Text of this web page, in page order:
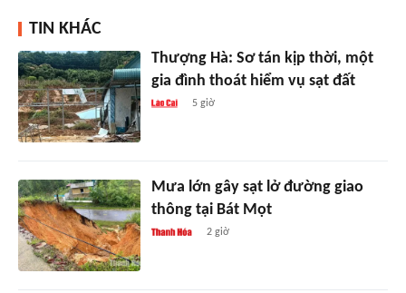
TIN KHÁC
Thượng Hà: Sơ tán kịp thời, một
gia đình thoát hiểm vụ sạt đất
5 giờ
Mưa lớn gây sạt lở đường giao
thông tại Bát Mọt
2 giờ